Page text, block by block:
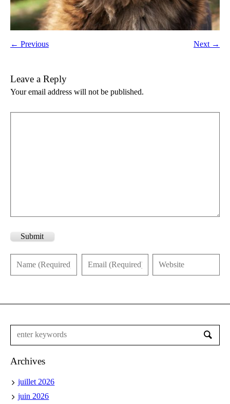
← Previous Next →
Leave a Reply
Your email address will not be published.
Submit
Archives
juillet 2026
juin 2026